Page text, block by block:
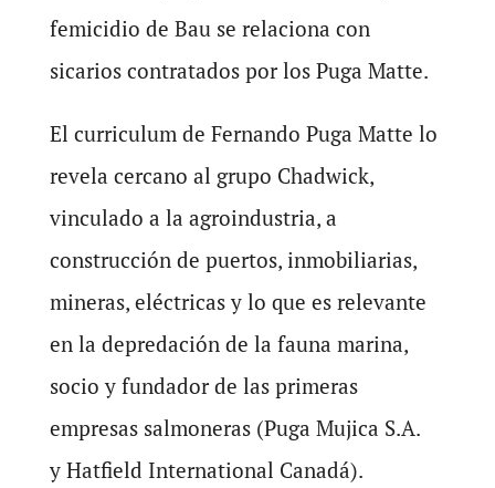
femicidio de Bau se relaciona con
sicarios contratados por los Puga Matte.
El curriculum de Fernando Puga Matte lo
revela cercano al grupo Chadwick,
vinculado a la agroindustria, a
construcción de puertos, inmobiliarias,
mineras, eléctricas y lo que es relevante
en la depredación de la fauna marina,
socio y fundador de las primeras
empresas salmoneras (Puga Mujica S.A.
y Hatfield International Canadá).